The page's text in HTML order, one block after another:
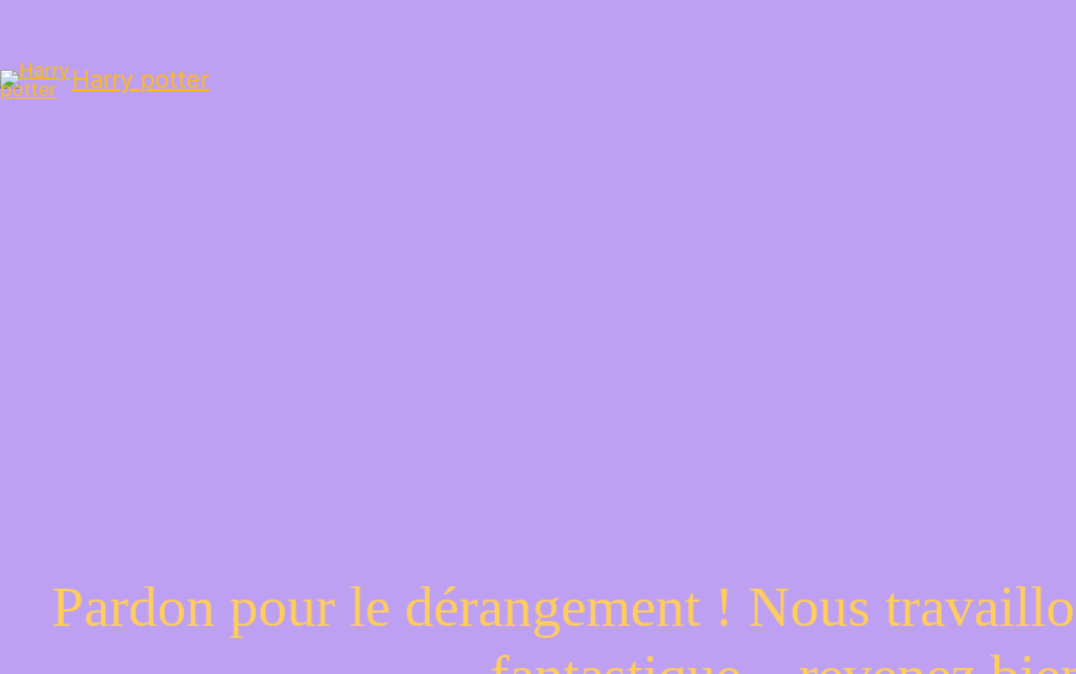
Harry potter
Pardon pour le dérangement ! Nous